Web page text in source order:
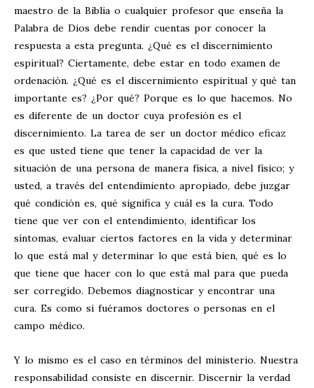
maestro de la Biblia o cualquier profesor que enseña la
Palabra de Dios debe rendir cuentas por conocer la
respuesta a esta pregunta. ¿Qué es el discernimiento
espiritual? Ciertamente, debe estar en todo examen de
ordenación. ¿Qué es el discernimiento espiritual y qué tan
importante es? ¿Por qué? Porque es lo que hacemos. No
es diferente de un doctor cuya profesión es el
discernimiento. La tarea de ser un doctor médico eficaz
es que usted tiene que tener la capacidad de ver la
situación de una persona de manera física, a nivel físico; y
usted, a través del entendimiento apropiado, debe juzgar
qué condición es, qué significa y cuál es la cura. Todo
tiene que ver con el entendimiento, identificar los
síntomas, evaluar ciertos factores en la vida y determinar
lo que está mal y determinar lo que está bien, qué es lo
que tiene que hacer con lo que está mal para que pueda
ser corregido. Debemos diagnosticar y encontrar una
cura. Es como si fuéramos doctores o personas en el
campo médico.
Y lo mismo es el caso en términos del ministerio. Nuestra
responsabilidad consiste en discernir. Discernir la verdad